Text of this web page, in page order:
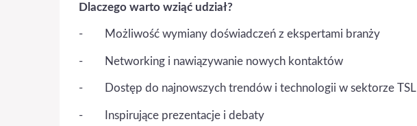
Dlaczego warto wziąć udział?
- Możliwość wymiany doświadczeń z ekspertami branży
- Networking i nawiązywanie nowych kontaktów
- Dostęp do najnowszych trendów i technologii w sektorze TSL
- Inspirujące prezentacje i debaty